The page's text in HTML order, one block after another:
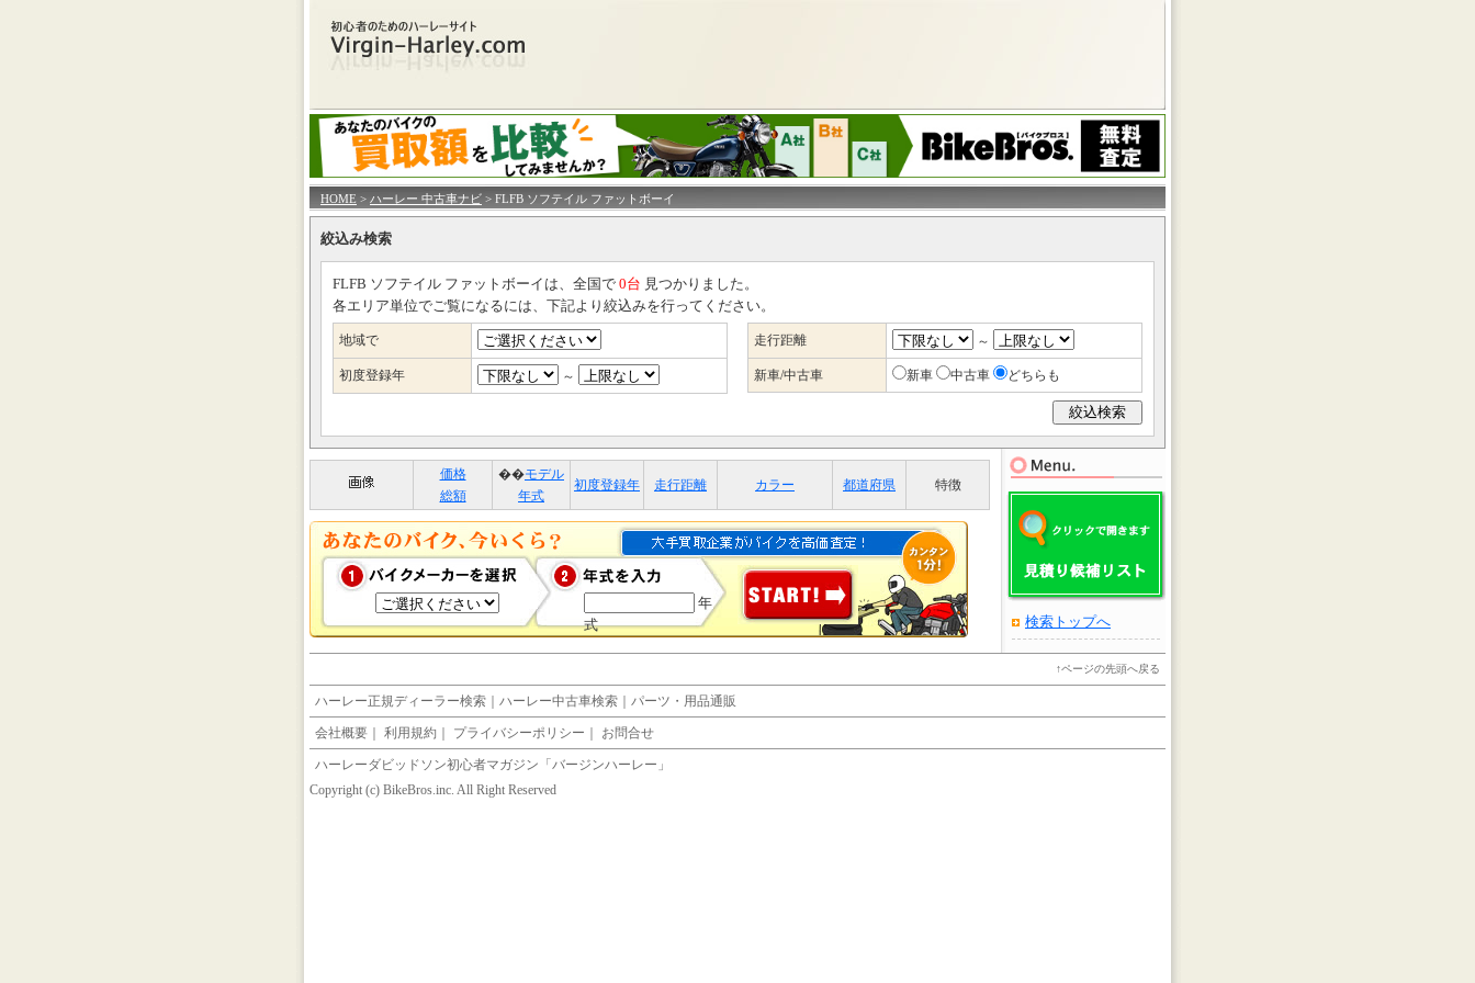
HOME > ハーレー 中古車ナビ > FLFB ソフテイル ファットボーイ
絞込み検索
FLFB ソフテイル ファットボーイは、全国で 0台 見つかりました。
各エリア単位でご覧になるには、下記より絞込みを行ってください。
地域で
初度登録年 ～
走行距離 ～
新車/中古車 新車 中古車 どちらも
価格
総額
��モデル
年式
初度登録年 走行距離 カラー 都道府県 特徴
年
式
検索トップへ
↑ページの先頭へ戻る
ハーレー正規ディーラー検索 ｜ ハーレー中古車検索 ｜ パーツ・用品通販
会社概要 ｜ 利用規約 ｜ プライバシーポリシー ｜ お問合せ
ハーレーダビッドソン初心者マガジン「バージンハーレー」
Copyright (c) BikeBros.inc. All Right Reserved